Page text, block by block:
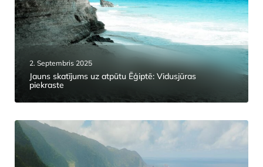
2. Septembris 2025
Jauns skatījums uz atpūtu Ēģiptē: Vidusjūras
piekraste